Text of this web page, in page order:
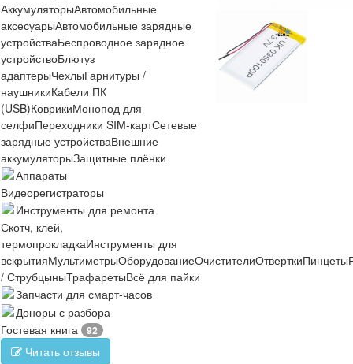
АккумуляторыАвтомобильные
аксесуарыАвтомобильные зарядные
устройстваБеспроводное зарядное
устройствоБлютуз
адаптерыЧехлыГарнитуры /
наушникиКабели ПК
(USB)КоврикиМонопод для
селфиПереходники SIM-картСетевые
зарядные устройстваВнешние
аккумуляторыЗащитные плёнки
Аппараты
Видеорегистраторы
Инструменты для ремонта
Скотч, клей,
термопрокладкаИнструменты для
вскрытияМультиметрыОборудованиеОчистителиОтверткиПинцеты
/ СтрубцыныТрафаретыВсё для пайки
Запчасти для смарт-часов
Доноры с разбора
Гостевая книга
92
Читать отзывы